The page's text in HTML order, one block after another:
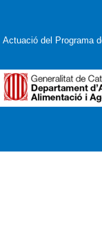
Actuació del Programa